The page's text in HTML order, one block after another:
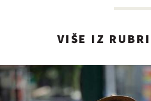
VIŠE IZ